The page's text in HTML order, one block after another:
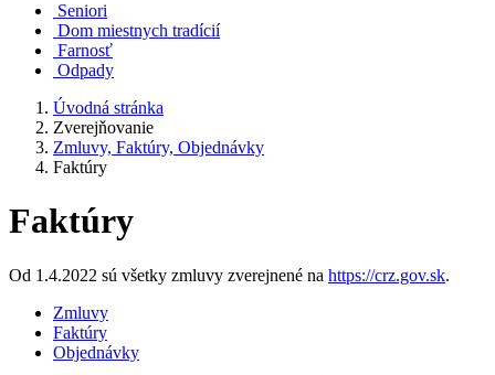
Seniori
Dom miestnych tradícií
Farnosť
Odpady
Úvodná stránka
Zverejňovanie
Zmluvy, Faktúry, Objednávky
Faktúry
Faktúry
Od 1.4.2022 sú všetky zmluvy zverejnené na https://crz.gov.sk.
Zmluvy
Faktúry
Objednávky